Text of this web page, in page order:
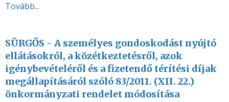
Tovább...
SÜRGŐS - A személyes gondoskodást nyújtó
ellátásokról, a közétkeztetésről, azok
igénybevételéről és a fizetendő térítési díjak
megállapításáról szóló 83/2011. (XII. 22.)
önkormányzati rendelet módosítása